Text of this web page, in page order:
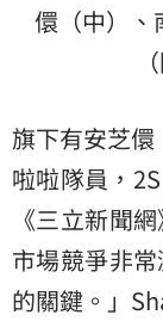
儇 （中）
旗下有安芝
啦啦隊員，
《三立新聞
市場競爭非
的關鍵。」